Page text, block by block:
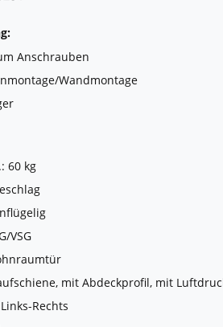
Anschrauben
Wandmontage
60 kg
VSG
mit Abdeckprofil, mit
Rechts